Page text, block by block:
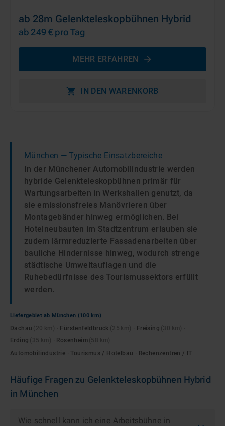
ab 28m Gelenkteleskopbühnen Hybrid
ab 249 € pro Tag
MEHR ERFAHREN
IN DEN WARENKORB
München — Typische Einsatzbereiche
In der Münchener Automobilindustrie werden
hybride Gelenkteleskopbühnen primär für
Wartungsarbeiten in Werkshallen genutzt, da
sie emissionsfreies Manövrieren über
Montagebänder hinweg ermöglichen. Bei
Hotelneubauten im Stadtzentrum erlauben sie
zudem lärmreduzierte Fassadenarbeiten über
bauliche Hindernisse hinweg, wodurch strenge
städtische Umweltauflagen und die
Ruhebedürfnisse des Tourismussektors erfüllt
werden.
Liefergebiet ab München (100 km)
Dachau · Fürstenfeldbruck · Freising
·
Erding
· Rosenheim
Automobilindustrie · Tourismus / Hotelbau · Rechenzentren / IT
Häufige Fragen zu Gelenkteleskopbühnen Hybrid
in München
Wie schnell kann ich eine Arbeitsbühne in